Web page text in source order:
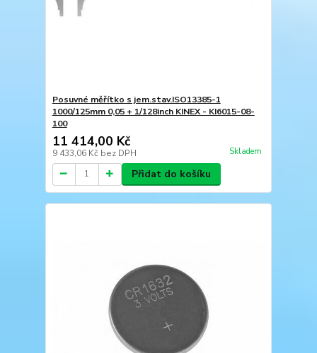
Posuvné měřítko s jem.stav.ISO13385-1
1000/125mm 0,05 + 1/128inch KINEX - KI6015-08-
100
11 414,00 Kč
9 433,06 Kč bez DPH Skladem
Přidat do košíku